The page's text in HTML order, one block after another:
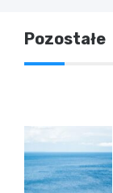
Pozostałe